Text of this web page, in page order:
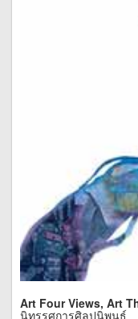
Art Four Views, Art
นิทรรศการศิลปนิพนธ์